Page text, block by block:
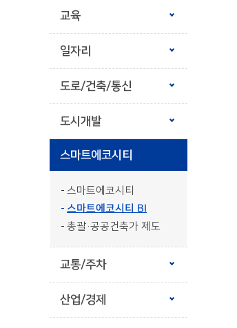
교육
일자리
도로/건축/통신
도시개발
스마트에코시티
스마트에코시티
스마트에코시티 BI
총괄·공공건축가 제도
교통/주차
산업/경제